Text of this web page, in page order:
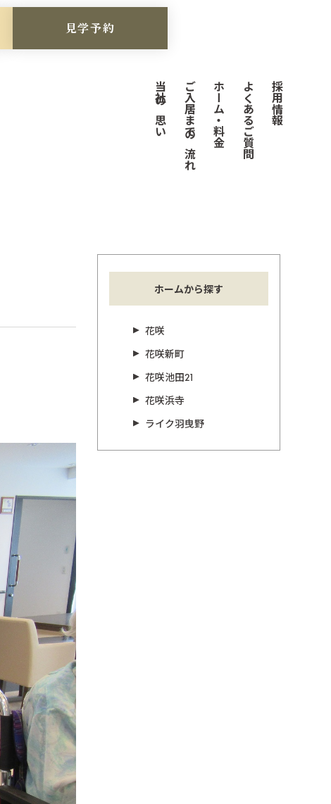
見学予約
当社の思い ご入居までの流れ ホーム・料金 よくあるご質問 採用情報
ホームから探す
花咲
花咲新町
花咲池田21
花咲浜寺
ライク羽曳野